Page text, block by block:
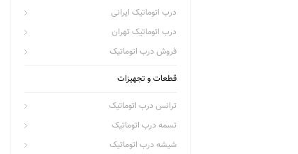
درب اتوماتیک ایرانی
درب اتوماتیک تهران
فروش درب اتوماتیک
قطعات و تجهیزات
ترانس درب اتوماتیک
تسمه درب اتوماتیک
شیشه درب اتوماتیک